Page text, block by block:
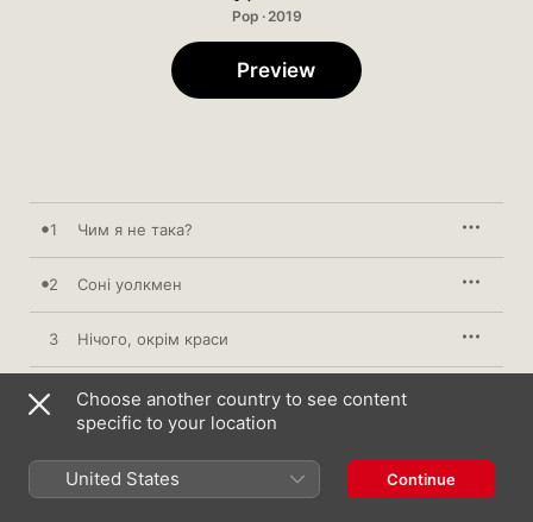
Pop · 2019
Preview
1 Чим я не така?
2 Соні уолкмен
3 Нічого, окрім краси
4 Суперінтроверт
6 Вода
Choose another country to see content
specific to your location
United States Continue